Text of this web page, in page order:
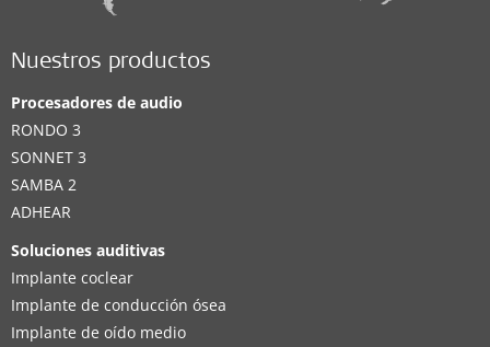
Nuestros productos
Procesadores de audio
RONDO 3
SONNET 3
SAMBA 2
ADHEAR
Soluciones auditivas
Implante coclear
Implante de conducción ósea
Implante de oído medio